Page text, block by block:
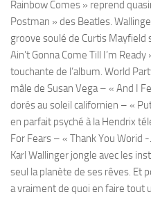
Rainbow Comes » reprend
Postman » des Beatles.
groove soulé de Curtis Mayfield
Ain’t Gonna Come Till I’m
touchante de l’album. World
mâle de Susan Vega – « And I
dorés au soleil californien – «
en parfait psyché à la Hendrix
For Fears – « Thank You Worid
Karl Wallinger jongle avec les
seul la planète de ses rêves. Et
a vraiment de quoi en faire tout